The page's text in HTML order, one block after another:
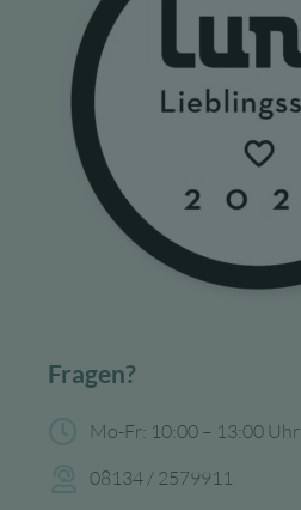
Fragen?
Mo-Fr: 10:00 – 13:00 Uhr
08134 / 2579911